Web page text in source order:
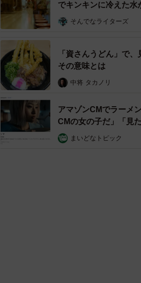
のでしょうか？
が、同時に脂質や炭水化物によるカ
ー「週1～2回で最もリスクが低い傾向
てよいですか？
死亡リスクが最も低いので、「長生き
ーラーメン好きが健康的に楽しむため
でキンキンに冷えた水
そんでなライターズ
「資さんうどん」で
その意味とは
中将 タカノリ
アマゾンCMでラーメ
CMの女の子だ」「見
まいどなトピック